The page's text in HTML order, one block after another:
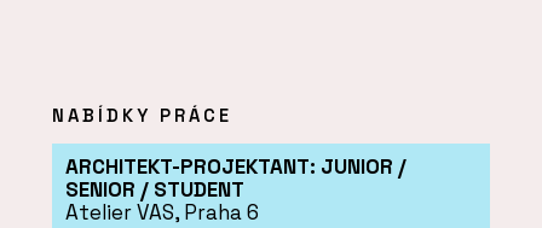
NABÍDKY PRÁCE
ARCHITEKT-PROJEKTANT: JUNIOR /
SENIOR / STUDENT
Atelier VAS, Praha 6